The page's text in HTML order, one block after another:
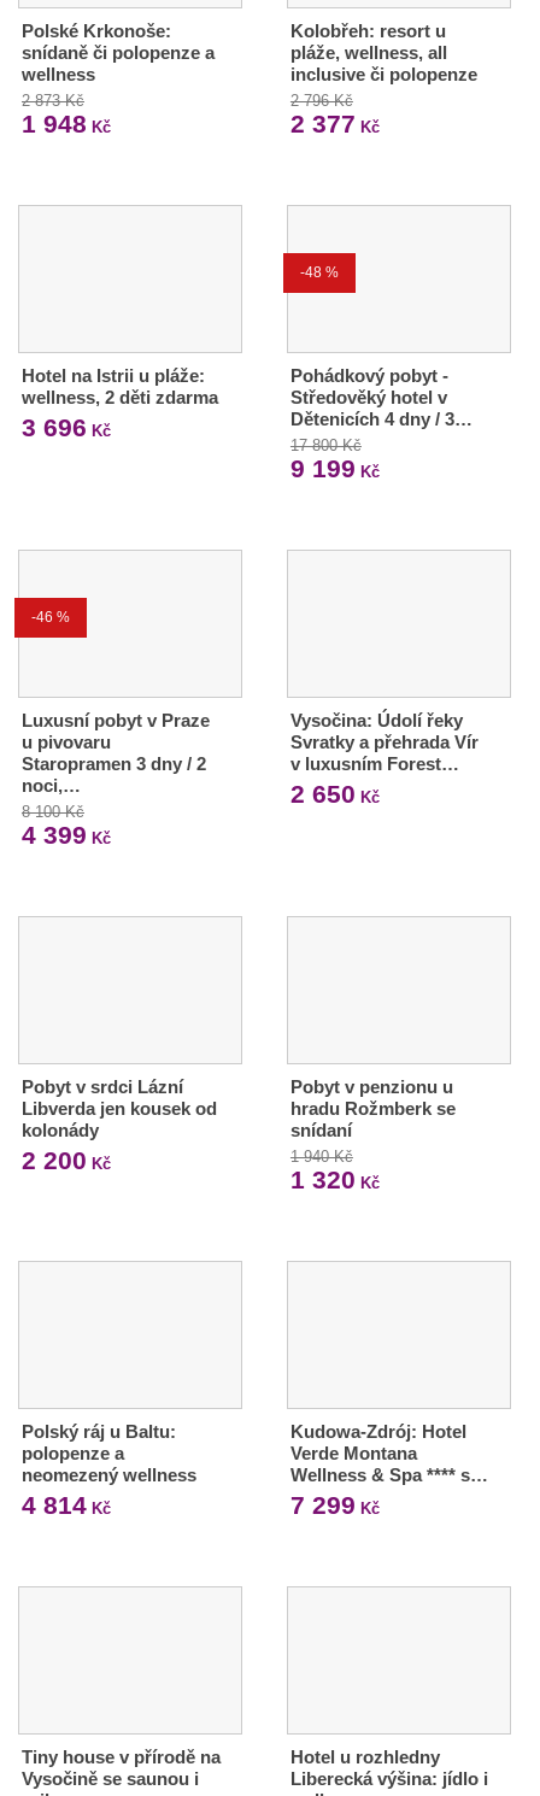
Polské Krkonoše:
snídaně či polopenze a
wellness
2 873 Kč
1 948 Kč
Kolobřeh: resort u
pláže, wellness, all
inclusive či polopenze
2 796 Kč
2 377 Kč
Hotel na Istrii u pláže:
wellness, 2 děti zdarma
3 696 Kč
-48 %
Pohádkový pobyt -
Středověký hotel v
Dětenicích 4 dny / 3…
17 800 Kč
9 199 Kč
-46 %
Luxusní pobyt v Praze
u pivovaru
Staropramen 3 dny / 2
noci,…
8 100 Kč
4 399 Kč
Vysočina: Údolí řeky
Svratky a přehrada Vír
v luxusním Forest…
2 650 Kč
Pobyt v srdci Lázní
Libverda jen kousek od
kolonády
2 200 Kč
Pobyt v penzionu u
hradu Rožmberk se
snídaní
1 940 Kč
1 320 Kč
Polský ráj u Baltu:
polopenze a
neomezený wellness
4 814 Kč
Kudowa-Zdrój: Hotel
Verde Montana
Wellness & Spa **** s…
7 299 Kč
Tiny house v přírodě na
Vysočině se saunou i
Hotel u rozhledny
Liberecká výšina: jídlo i